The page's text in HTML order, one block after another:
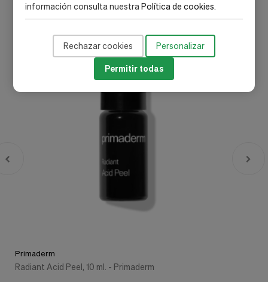
información consulta nuestraPolítica de cookies.
Rechazar cookies Personalizar
Permitir todas
Primaderm
Radiant Acid Peel, 10 ml. - Primaderm